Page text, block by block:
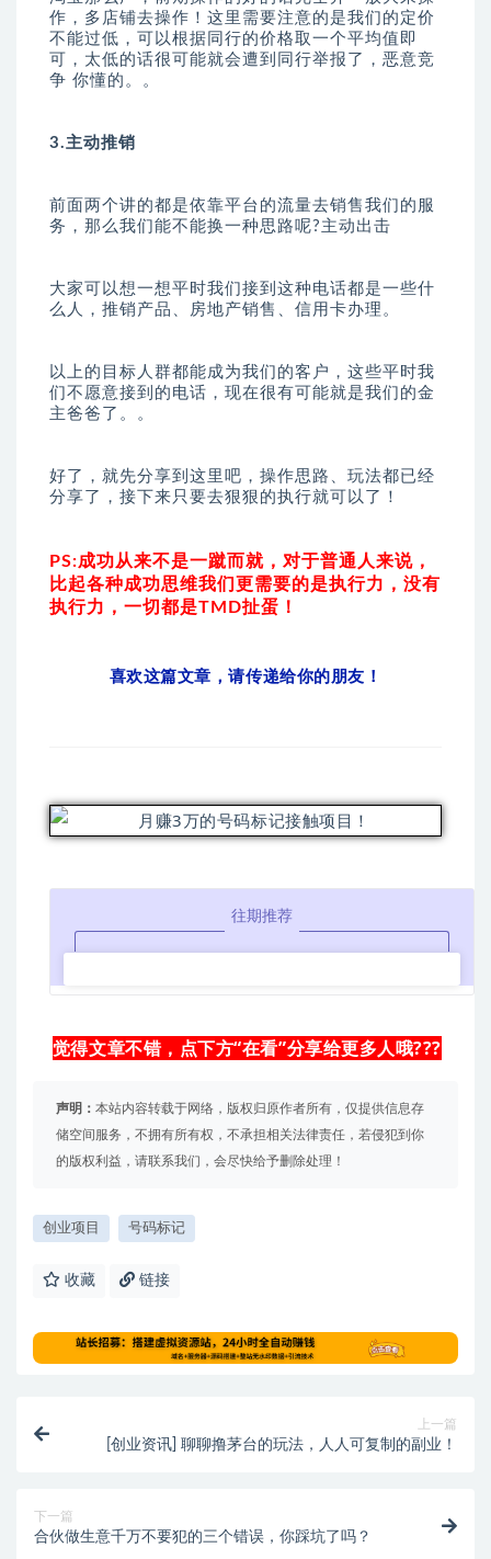
作，多店铺去操作！这里需要注意的是我们的定价
不能过低，可以根据同行的价格取一个平均值即
可，太低的话很可能就会遭到同行举报了，恶意竞
争 你懂的。。
3.主动推销
前面两个讲的都是依靠平台的流量去销售我们的服
务，那么我们能不能换一种思路呢?主动出击
大家可以想一想平时我们接到这种电话都是一些什
么人，推销产品、房地产销售、信用卡办理。
以上的目标人群都能成为我们的客户，这些平时我
们不愿意接到的电话，现在很有可能就是我们的金
主爸爸了。。
好了，就先分享到这里吧，操作思路、玩法都已经
分享了，接下来只要去狠狠的执行就可以了！
PS:成功从来不是一蹴而就，对于普通人来说，
比起各种成功思维我们更需要的是执行力，没有
执行力，一切都是TMD扯蛋！
喜欢这篇文章，请传递给你的朋友！
往期推荐
觉得文章不错，点下方“在看”分享给更多人哦???
声明： 本站内容转载于网络，版权归原作者所有，仅提供信息存
储空间服务，不拥有所有权，不承担相关法律责任，若侵犯到你
的版权利益，请联系我们，会尽快给予删除处理！
创业项目 号码标记
收藏 链接
上一篇
[创业资讯] 聊聊撸茅台的玩法，人人可复制的副业！
下一篇
合伙做生意千万不要犯的三个错误，你踩坑了吗？